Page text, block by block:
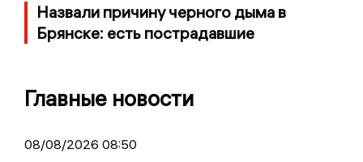
Назвали причину черного дыма в
Брянске: есть пострадавшие
Главные новости
08/08/2026 08:50